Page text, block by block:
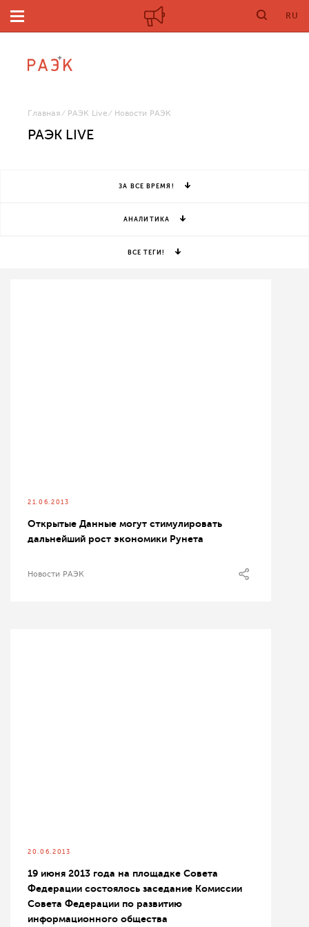
RU
Главная РАЭК Live Новости РАЭК
РАЭК LIVE
ЗА ВСЕ ВРЕМЯ!
АНАЛИТИКА
ВСЕ ТЕГИ!
21.06.2013
Открытые Данные могут стимулировать
дальнейший рост экономики Рунета
Новости РАЭК
20.06.2013
19 июня 2013 года на площадке Совета
Федерации состоялось заседание Комиссии
Совета Федерации по развитию
информационного общества